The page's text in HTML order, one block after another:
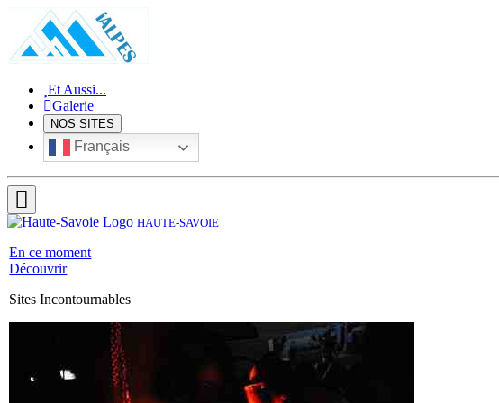
Et Aussi...
Galerie
NOS SITES
Français
HAUTE-SAVOIE
En ce moment
Découvrir
Sites Incontournables